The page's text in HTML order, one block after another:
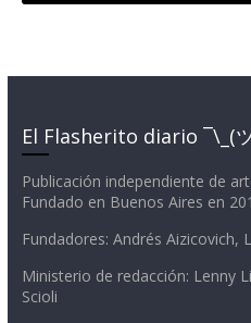
El Flasherito diario ¯\_(
Publicación independiente de
Fundado en Buenos Aires en
Fundadores: Andrés Aizicovich,
Ministerio de redacción: Lenny
Scioli